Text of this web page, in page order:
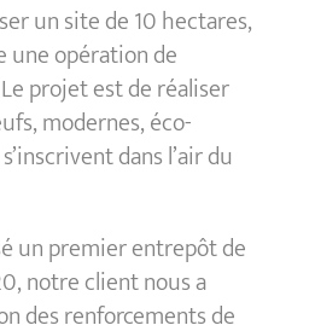
un site de 10 hectares,
opération de
projet est de réaliser
modernes, éco-
dans l’air du
un premier entrepôt de
notre client nous a
des renforcements de